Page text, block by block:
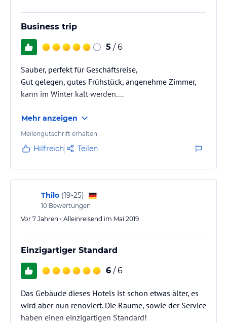
Business trip
5 / 6
Sauber, perfekt für Geschäftsreise,
Gut gelegen, gutes Frühstück, angenehme Zimmer,
kann im Winter kalt werden....
Mehr anzeigen
Meilengutschrift erhalten
Hilfreich Teilen
Thilo (19-25)
10 Bewertungen
Vor 7 Jahren • Alleinreisend im Mai 2019
Einzigartiger Standard
6 / 6
Das Gebäude dieses Hotels ist schon etwas älter, es
wird aber nun renoviert. Die Räume, sowie der Service
haben einen einzigartigen Standard!